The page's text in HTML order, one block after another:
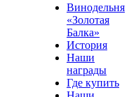
Винодельня
«Золотая
Балка»
История
Наши
награды
Где купить